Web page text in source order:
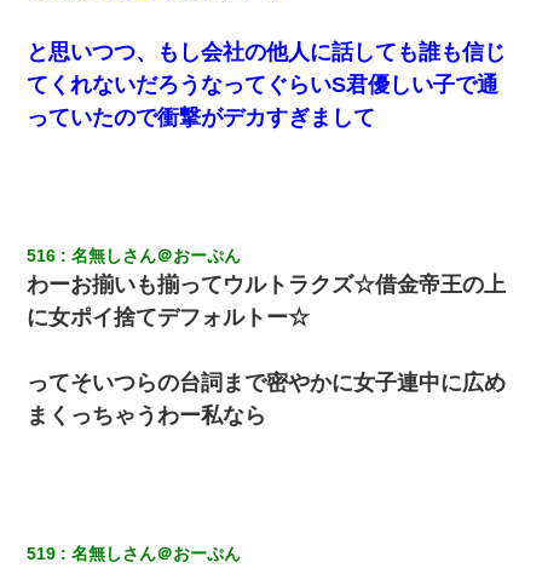
を職場で愚痴ったら、同僚男性が怒鳴りつけてきた。
私は家が貧しくて、手に職をつけようと看護師になった。だけど
卒業を控えた年の1月末、車にひかれて看護師になれなくなった。
22歳の頃、父に36歳の男性とお見合いをしてくれと頼まれた。父
の親会社の経営者の息子さんだったので、父も喜んで私の写真を
送ったんだが→
ｗｗｗｗｗ
と思いつつ、もし会社の他人に話しても誰も信じ
てくれないだろうなってぐらいS君優しい子で通
っていたので衝撃がデカすぎまして
516 名無しさん＠おーぷん
わーお揃いも揃ってウルトラクズ☆借金帝王の上
に女ポイ捨てデフォルトー☆
ってそいつらの台詞まで密やかに女子連中に広め
まくっちゃうわー私なら
519 名無しさん＠おーぷん